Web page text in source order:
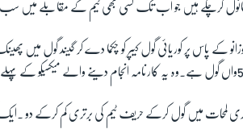
لوزانو کے پاس پر کوریائی گول کیپر کو چکما دے کر گیند گول میں
انجام دینے والے میکسیکو کے
میں گول کرکے حریف ٹیم کی برتری کم کرکے دو ۔ایک